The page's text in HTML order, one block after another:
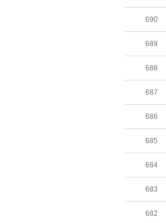
690
689
688
687
686
685
684
683
682